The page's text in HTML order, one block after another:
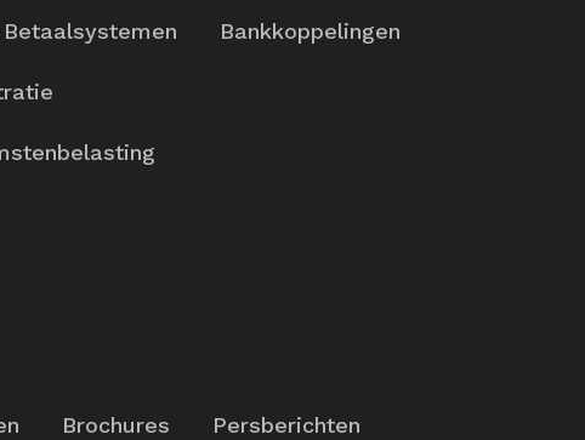
Betaalsystemen
Bankkoppelingen
Brochures
Persberichten